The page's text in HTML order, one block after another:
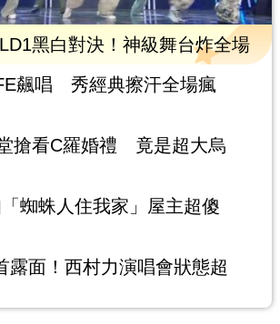
黑白對決！神級舞台炸全場
飆唱 秀經典擦汗全場瘋
搶看C羅婚禮 竟是超大烏
蜘蛛人住我家」屋主超傻
露面！西村力演唱會狀態超